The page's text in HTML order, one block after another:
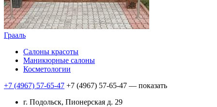
Грааль
Салоны красоты
Маникюрные салоны
Косметологии
+7 (4967) 57-65-47 +7 (4967) 57-65-47 — показать
г. Подольск, Пионерская д. 29